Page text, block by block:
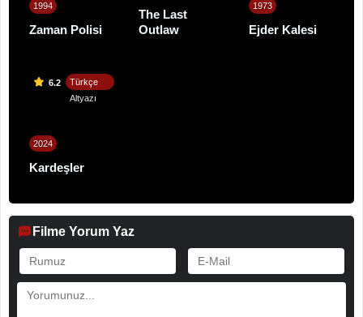
1994
Zaman Polisi
The Last
Outlaw
1973
Ejder Kalesi
6.2
Türkçe
Altyazı
2024
Kardeşler
Filme Yorum Yaz